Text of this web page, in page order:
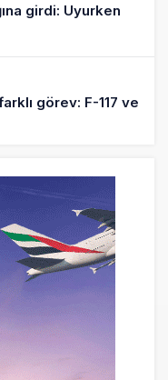
girdi: Uyurken
görev: F-117 ve
En Değerli
listesinden